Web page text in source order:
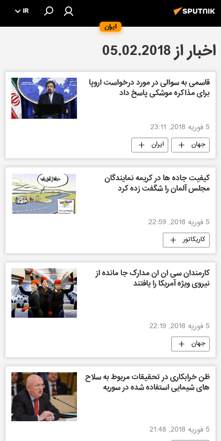
ایران
IR
اخبار از 05.02.2018
قاسمی به سوالی در مورد درخواست اروپا
برای مذاکره موشکی پاسخ داد
5 فوریه 2018, 23:11
جهان ایران
کیفیت جاده ها در کریمه نمایندگان
مجلس آلمان را شگفت زده کرد
5 فوریه 2018, 22:59
کاریکاتور
کارمندان سی ان ان مدارک جا مانده از
نیروی ویژه آمریکا را یافتند
5 فوریه 2018, 22:19
جهان
ظن خرابکاری در تحقیقات مربوط به سلاح
های شیمایی استفاده شده در سوریه
5 فوریه 2018, 21:48